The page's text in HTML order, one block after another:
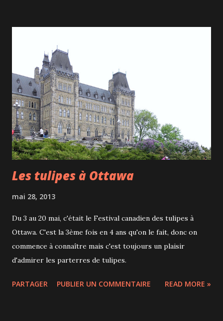
Les tulipes à Ottawa
mai 28, 2013
Du 3 au 20 mai, c'était le Festival canadien des tulipes à
Ottawa. C'est la 3ème fois en 4 ans qu'on le fait, donc on
commence à connaître mais c'est toujours un plaisir
d'admirer les parterres de tulipes.
PARTAGER PUBLIER UN COMMENTAIRE READ MORE »